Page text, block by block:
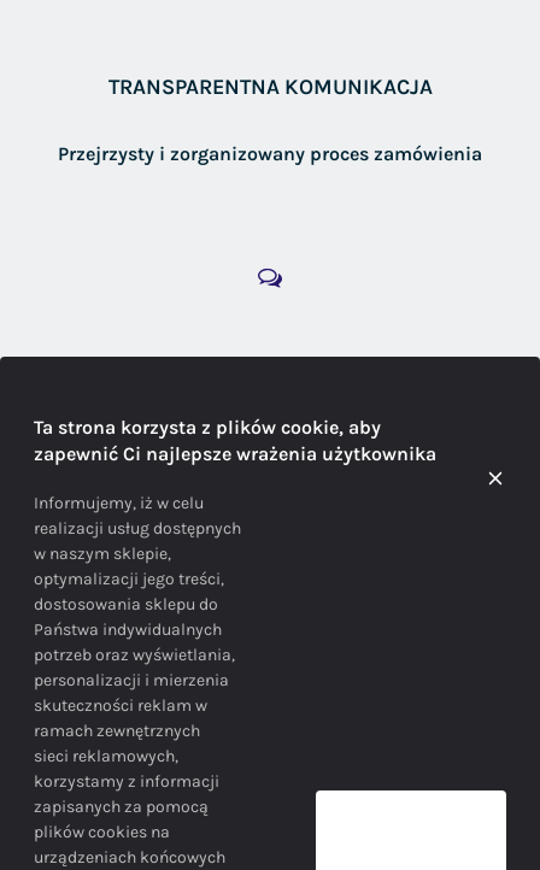
TRANSPARENTNA KOMUNIKACJA
Przejrzysty i zorganizowany proces zamówienia
Doradzamy na każdym etapie zakupu
BEZPIECZEŃSTWO
Bezpieczne zakupy gwarantowane!
Ta strona korzysta z plików cookie, aby
zapewnić Ci najlepsze wrażenia użytkownika
Informujemy, iż w celu
realizacji usług dostępnych
w naszym sklepie,
optymalizacji jego treści,
dostosowania sklepu do
Państwa indywidualnych
potrzeb oraz wyświetlania,
personalizacji i mierzenia
skuteczności reklam w
ramach zewnętrznych
sieci reklamowych,
korzystamy z informacji
zapisanych za pomocą
plików cookies na
urządzeniach końcowych